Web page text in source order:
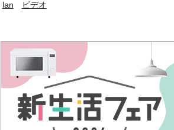
lan ビデオ